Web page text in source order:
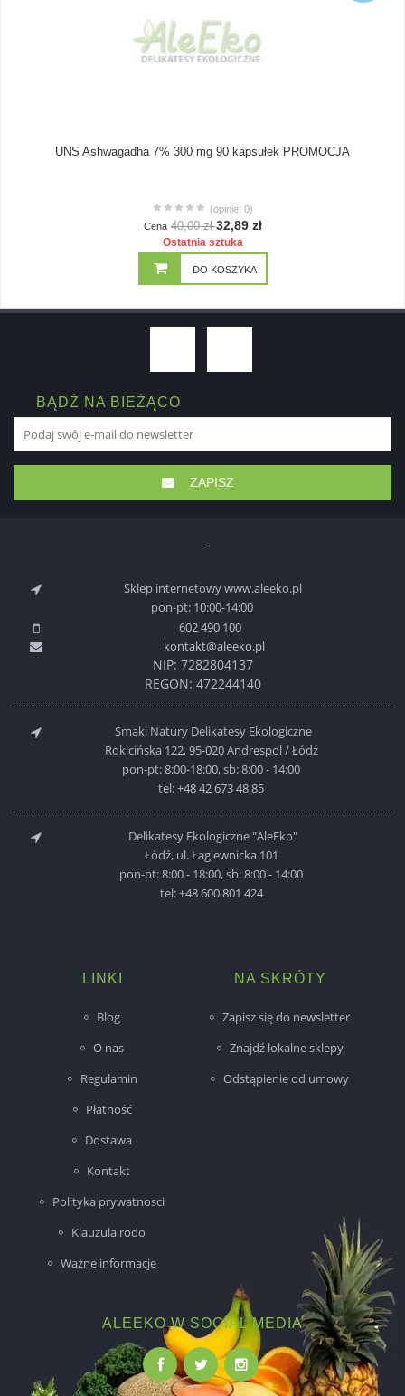
UNS Ashwagadha 7% 300 mg 90 kapsułek PROMOCJA
(opinie: 0)
Cena 40,00 zł32,89 zł
Ostatnia sztuka
DO KOSZYKA
BĄDŹ NA BIEŻĄCO
ZAPISZ
Sklep internetowy www.aleeko.pl
pon-pt: 10:00-14:00
602 490 100
kontakt@aleeko.pl
NIP: 7282804137
REGON: 472244140
Smaki Natury Delikatesy Ekologiczne
Rokicińska 122, 95-020 Andrespol / Łódź
pon-pt: 8:00-18:00, sb: 8:00 - 14:00
tel:+48 42 673 48 85
Delikatesy Ekologiczne "AleEko"
Łódź, ul. Łagiewnicka 101
pon-pt: 8:00 - 18:00, sb: 8:00 - 14:00
tel:+48 600 801 424
LINKI
Blog
O nas
Regulamin
Płatność
Dostawa
Kontakt
Polityka prywatnosci
Klauzula rodo
Ważne informacje
NA SKRÓTY
Zapisz się do newsletter
Znajdź lokalne sklepy
Odstąpienie od umowy
ALEEKO W SOCIAL MEDIA